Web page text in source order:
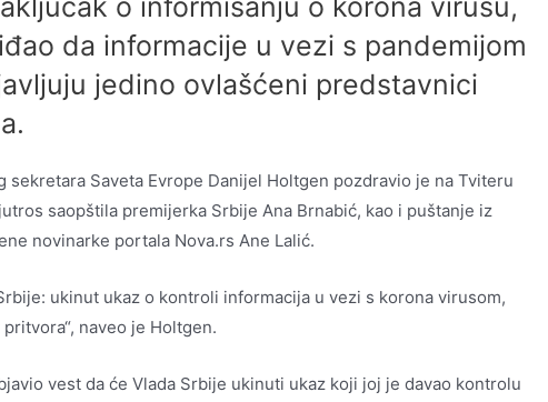
o informisanju o korona virusu,
da informacije u vezi s pandemijom
jedino ovlašćeni predstavnici
sekretara Saveta Evrope Danijel Holtgen pozdravio je na Tviteru
saopštila premijerka Srbije Ana Brnabić, kao i puštanje iz
novinarke portala Nova.rs Ane Lalić.
ukinut ukaz o kontroli informacija u vezi s korona virusom,
naveo je Holtgen.
vest da će Vlada Srbije ukinuti ukaz koji joj je davao kontrolu